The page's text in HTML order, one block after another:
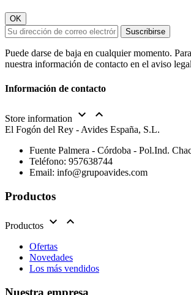
Puede darse de baja en cualquier momento.
nuestra información de contacto en el aviso
Información de contacto
Store information  
El Fogón del Rey - Avides España, S.L.
Fuente Palmera - Córdoba - Pol.Ind.
Teléfono: 957638744
Email: info@grupoavides.com
Productos
Productos  
Ofertas
Novedades
Los más vendidos
Nuestra empresa